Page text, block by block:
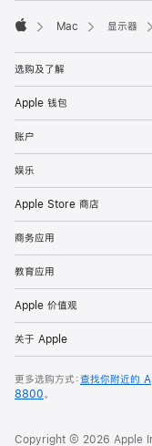
Mac 显示器
选购及了解
Apple 钱包
账户
娱乐
Apple Store 商店
商务应用
教育应用
Apple 价值观
关于 Apple
更多选购方式：查找你附近的
8800。
Copyright © 2026 Apple